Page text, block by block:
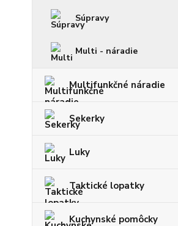
Súpravy
Multi - náradie
Multifunkčné náradie
Sekerky
Luky
Taktické lopatky
Kuchynské pomôcky